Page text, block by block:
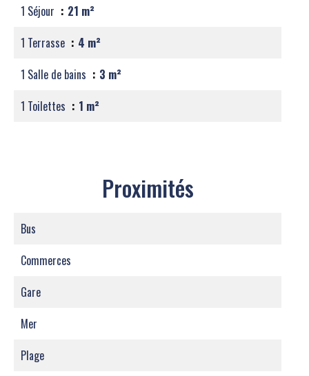
1 Séjour
21 m²
1 Terrasse
4 m²
1 Salle de bains
3 m²
1 Toilettes
1 m²
Proximités
Bus
Commerces
Gare
Mer
Plage